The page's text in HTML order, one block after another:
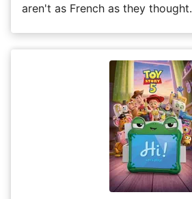
aren't as French as they thought.